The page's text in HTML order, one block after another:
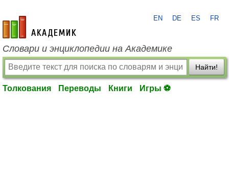
academic.ru
EN DE ES FR
Словари и энциклопедии на Академике
Найти!
Толкования Переводы Книги Игры ⚽